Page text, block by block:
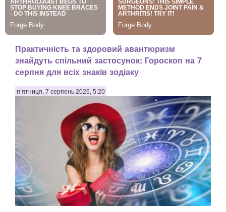
Практичність та здоровий авантюризм
знайдуть спільний застосунок: Гороскоп на 7
серпня для всіх знаків зодіаку
п’ятниця, 7 серпень 2026, 5:20